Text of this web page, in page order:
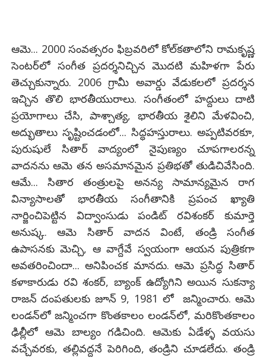
ఆమె... 2000 సంవత్సరం ఫిబ్రవరిలో కోల్‌కతాలోని రామకృష్ణ
సెంటర్‌లో సంగీత ప్రదర్శనిచ్చిన మొదటి మహిళగా పేరు
తెచ్చుకున్నారు. 2006 గ్రామీ అవార్డు వేడుకలలో ప్రదర్శన
ఇచ్చిన తొలి భారతీయురాలు. సంగీతంలో హద్దులు దాటి
ప్రయోగాలు చేసి, పాశ్చాత్య, భారతీయ శైలిని మేళవించి,
అద్భుతాలు సృష్టించడంలో... సిద్ధహస్తురాలు. అప్పటివరకూ,
పురుషులే సితార్ వాద్యంలో నైపుణ్యం చూపగాలరన్న
వాదనను ఆమె తన అసమానమైన ప్రతిభతో తుడిచివేసింది.
ఆమే... సితార తంత్రులపై అనన్య సామాన్యమైన రాగ
విన్యాసాలతో భారతీయ సంగీతానికి ప్రపంచ ఖ్యాతి
నార్జించిపెట్టిన విద్వాంసుడు పండిట్‌ రవిశంకర్‌ కుమార్తె
అనుష్క. ఆమె సితార్ వాదన వింటే, తండ్రి సంగీత
ఉపాసనకు మెచ్చి, ఆ వాగ్దేవే స్వయంగా ఆయన పుత్రికగా
అవతరించిందా... అనిపించక మానదు. ఆమె ప్రసిద్ధ సితార్‌
కళాకారుడు రవి శంకర్‌, బ్యాంక్‌ ఉద్యోగిని అయిన సుకన్యా
రాజన్‌ దంపతులకు జూన్ 9, 1981 లో జన్మించారు. ఆమె
లండన్‌లో జన్మించగా కొంతకాలం లండన్‌లో, మరికొంతకాలం
ఢిల్లీలో ఆమె బాల్యం గడిచింది. ఆమెకు ఏడేళ్ళ వయసు
వచ్చేవరకు, తల్లివద్దనే పెరిగింది, తండ్రిని చూడలేదు. తండ్రి